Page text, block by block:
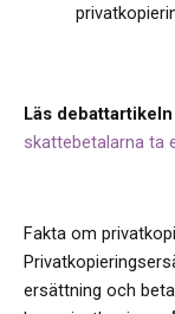
Läs debattartikeln
skattebetalarna ta
Fakta om
ersättning och